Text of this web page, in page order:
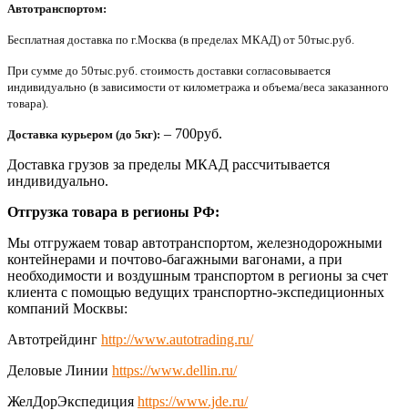
Автотранспортом:
Бесплатная доставка по г.Москва (в пределах МКАД) от 50тыс.руб.
При сумме до 50тыс.руб. стоимость доставки согласовывается
индивидуально (в зависимости от километража и объема/веса заказанного
товара).
Доставка курьером (до 5кг): – 700руб.
Доставка грузов за пределы МКАД рассчитывается
индивидуально.
Отгрузка товара в регионы РФ:
Мы отгружаем товар автотранспортом, железнодорожными
контейнерами и почтово-багажными вагонами, а при
необходимости и воздушным транспортом в регионы за счет
клиента с помощью ведущих транспортно-экспедиционных
компаний Москвы:
Автотрейдинг http://www.autotrading.ru/
Деловые Линии https://www.dellin.ru/
ЖелДорЭкспедиция https://www.jde.ru/